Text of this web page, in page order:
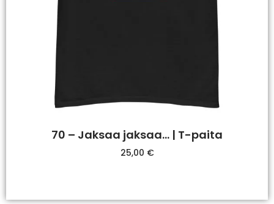
70 – Jaksaa jaksaa… | T-paita
25,00 €